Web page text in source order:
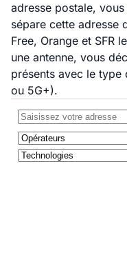
adresse postale,
sépare cette adresse
Free, Orange et SFR
une antenne, vous
présents avec le type
ou 5G+).